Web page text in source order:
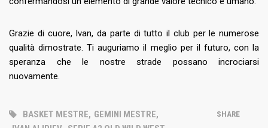
Grazie di cuore, Ivan, da parte di tutto il club per le numerose
qualità dimostrate. Ti auguriamo il meglio per il futuro, con la
speranza che le nostre strade possano incrociarsi
nuovamente.
BASKET MESTRE, GEMINI MESTRE,
SHARE